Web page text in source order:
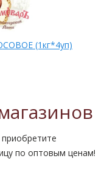
(1кг*4уп)
приобретите
по оптовым ценам!